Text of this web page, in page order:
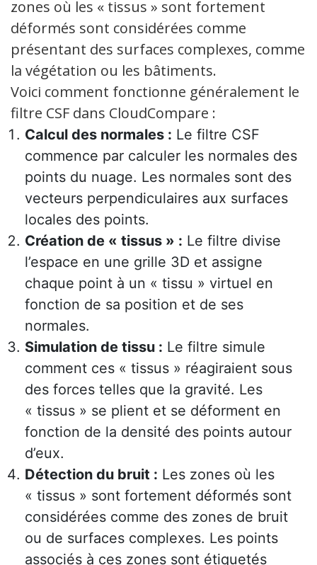
zones où les « tissus » sont fortement
déformés sont considérées comme
présentant des surfaces complexes, comme
la végétation ou les bâtiments.
Voici comment fonctionne généralement le
filtre CSF dans CloudCompare :
Calcul des normales : Le filtre CSF
commence par calculer les normales des
points du nuage. Les normales sont des
vecteurs perpendiculaires aux surfaces
locales des points.
Création de « tissus » : Le filtre divise
l’espace en une grille 3D et assigne
chaque point à un « tissu » virtuel en
fonction de sa position et de ses
normales.
Simulation de tissu : Le filtre simule
comment ces « tissus » réagiraient sous
des forces telles que la gravité. Les
« tissus » se plient et se déforment en
fonction de la densité des points autour
d’eux.
Détection du bruit : Les zones où les
« tissus » sont fortement déformés sont
considérées comme des zones de bruit
ou de surfaces complexes. Les points
associés à ces zones sont étiquetés